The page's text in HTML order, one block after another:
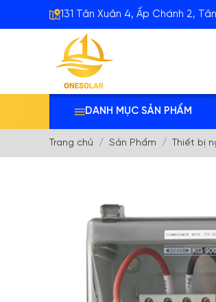
131 Tân Xuân 4, Ấp Chánh 2,
DANH MỤC SẢN PHẨM
Trang chủ Sản Phẩm Thiết bị